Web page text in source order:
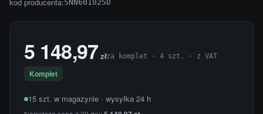
kod producenta:5NN601025D
5 148,97 złza komplet · 4 szt. · z VAT
Komplet
15 szt. w magazynie · wysyłka 24 h